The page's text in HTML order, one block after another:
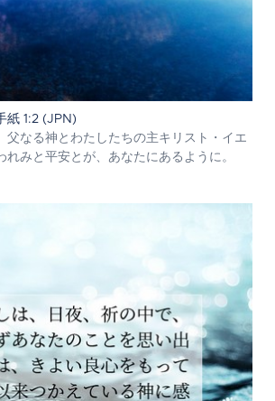
紙 1:2 (JPN)
父なる神とわたしたちの主キリスト・イエ
れみと平安とが、あなたにあるように。